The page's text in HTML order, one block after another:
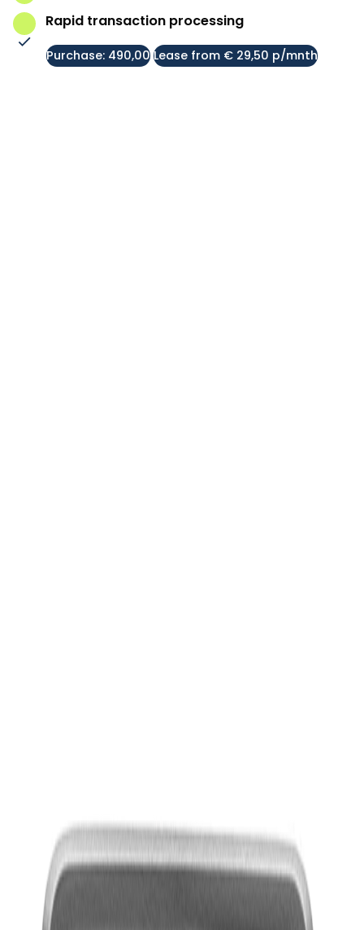
Rapid transaction processing
Purchase: 490,00 Lease from € 29,50 p/mnth